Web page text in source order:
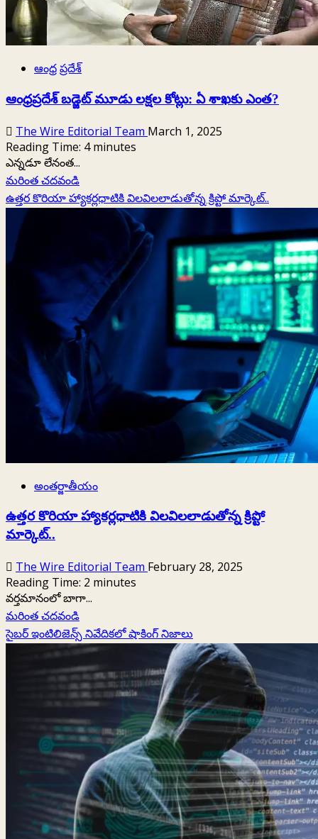
ఆంధ్ర ప్రదేశ్
ఆంధ్రప్రదేశ్ బడ్జెట్ మూడు లక్షల కోట్లు: ఏ శాఖకు ఎంత?
The Wire Editorial Team March 1, 2025
Reading Time: 4 minutes
ఎన్నడూ లేనంత...
మరింత చదవండిRead
more
about
ఆంధ్రప్రదేశ్
మూడు
లక్షల
కోట్లు:
ఏ
శాఖకు
ఎంత?
ఉత్తర కొరియా హ్యాకర్లధాటికి విలవిలలాడుతోన్న క్రిప్టో మార్కెట్‌..
అంతర్జాతీయం
ఉత్తర కొరియా హ్యాకర్లధాటికి విలవిలలాడుతోన్న క్రిప్టో
మార్కెట్‌..
The Wire Editorial Team February 28, 2025
Reading Time: 2 minutes
వర్తమానంలో బాగా...
మరింత చదవండిRead
more
about
ఉత్తర
కొరియా
హ్యాకర్లధాటికి
విలవిలలాడుతోన్న
క్రిప్టో
మార్కెట్‌..
సైబర్ ఇంటిలిజెన్స్ నివేదికలో షాకింగ్ నిజాలు